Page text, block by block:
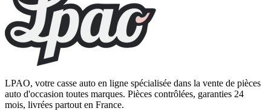
LPAO, votre casse auto en ligne spécialisée dans la vente de pièces
auto d'occasion toutes marques. Pièces contrôlées, garanties 24
mois, livrées partout en France.